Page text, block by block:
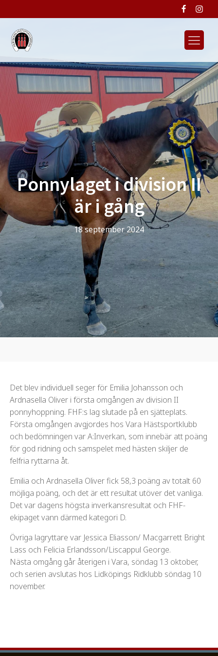
Ponnylaget i division II
är i gång
18 september 2024
Det blev individuell seger för Emilia Johansson och
Ardnasella Oliver i första omgången av division II
ponnyhoppning. FHF:s lag slutade på en sjätteplats.
Första omgången avgjordes hos Vara Hästsportklubb
och bedömningen var A:Inverkan, som innebär att poäng
för god ridning och samspelet med hästen skiljer de
felfria ryttarna åt.
Emilia och Ardnasella Oliver fick 58,3 poäng av totalt 60
möjliga poäng, och det är ett resultat utöver det vanliga.
Det var dagens högsta inverkansresultat och FHF-
ekipaget vann därmed kategori D.
Övriga lagryttare var Jessica Eliasson/ Macgarrett Bright
Lass och Felicia Erlandsson/Liscappul George.
Nästa omgång går återigen i Vara, söndag 13 oktober,
och serien avslutas hos Lidköpings Ridklubb söndag 10
november.